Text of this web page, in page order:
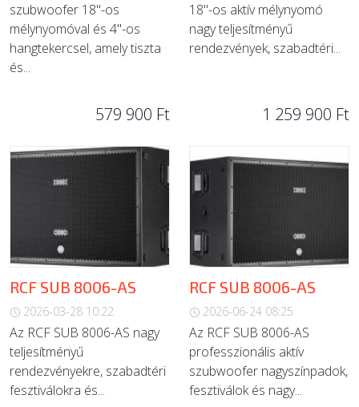
szubwoofer 18"-os
mélynyomóval és 4"-os
hangtekercsel, amely tiszta
és...
579 900 Ft
18"-os aktív mélynyomó
nagy teljesítményű
rendezvények, szabadtéri...
1 259 900 Ft
RCF SUB 8006-AS
2026-03-28 10:22
Az RCF SUB 8006-AS nagy
teljesítményű
rendezvényekre, szabadtéri
fesztiválokra és...
RCF SUB 8006-AS
2026-06-24 08:25
Az RCF SUB 8006-AS
professzionális aktív
szubwoofer nagyszínpadok,
fesztiválok és nagy...